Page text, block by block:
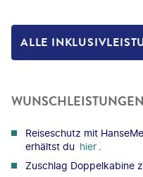
ALLE
WUNSCHLEISTUNGEN
Reiseschutz mit
erhältst du hier
Zuschlag Doppelkabine